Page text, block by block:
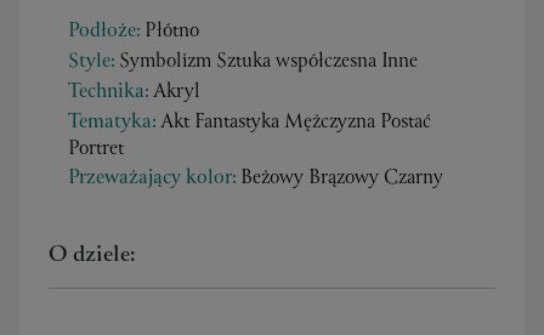
Podłoże: Płótno
Style: Symbolizm Sztuka współczesna Inne
Technika:Akryl
Tematyka:Akt Fantastyka Mężczyzna Postać
Portret
Przeważający kolor: Beżowy Brązowy Czarny
O dziele: